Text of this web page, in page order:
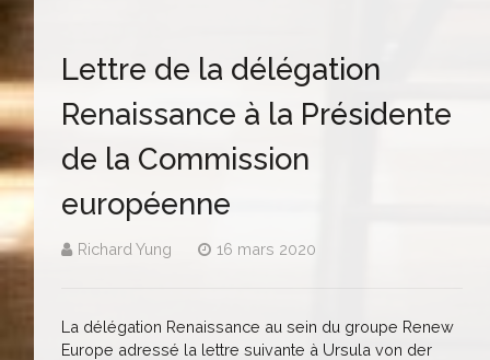
Lettre de la délégation
Renaissance à la Présidente
de la Commission
européenne
Richard Yung 16 mars 2020
La délégation Renaissance au sein du groupe Renew
Europe adressé la lettre suivante à Ursula von der